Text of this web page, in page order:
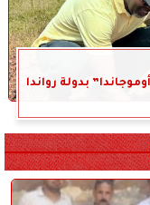
بدولة رواندا